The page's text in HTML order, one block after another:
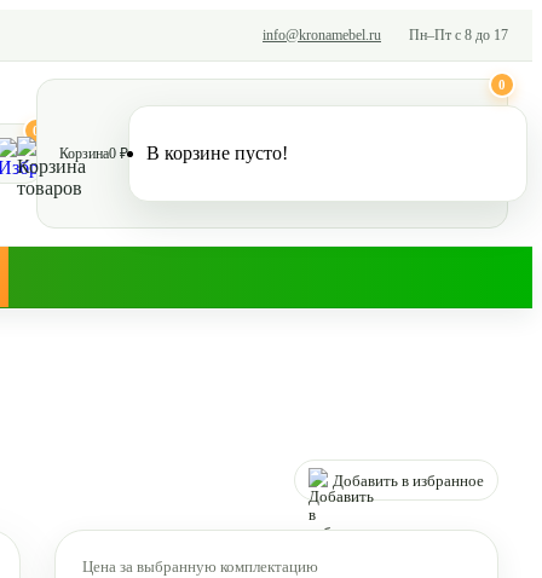
info@kronamebel.ru Пн–Пт с 8 до 17
0
Корзина
0
0 ₽ В корзине пусто!
Добавить в избранное